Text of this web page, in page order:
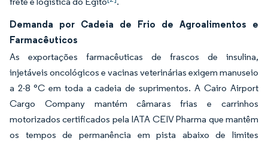
Demanda por Cadeia de Frio de Agroalimentos e
Farmacêuticos
As exportações farmacêuticas de frascos de insulina,
injetáveis oncológicos e vacinas veterinárias exigem manuseio
a 2-8 °C em toda a cadeia de suprimentos. A Cairo Airport
Cargo Company mantém câmaras frias e carrinhos
motorizados certificados pela IATA CEIV Pharma que mantêm
os tempos de permanência em pista abaixo de limites